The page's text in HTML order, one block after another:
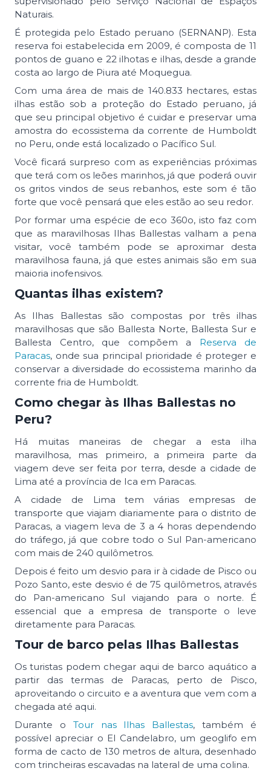
Naturais.
É protegida pelo Estado peruano (SERNANP). Esta
reserva foi estabelecida em 2009, é composta de 11
pontos de guano e 22 ilhotas e ilhas, desde a grande
costa ao largo de Piura até Moquegua.
Com uma área de mais de 140.833 hectares, estas
ilhas estão sob a proteção do Estado peruano, já
que seu principal objetivo é cuidar e preservar uma
amostra do ecossistema da corrente de Humboldt
no Peru, onde está localizado o Pacífico Sul.
Você ficará surpreso com as experiências próximas
que terá com os leões marinhos, já que poderá ouvir
os gritos vindos de seus rebanhos, este som é tão
forte que você pensará que eles estão ao seu redor.
Por formar uma espécie de eco 360o, isto faz com
que as maravilhosas Ilhas Ballestas valham a pena
visitar, você também pode se aproximar desta
maravilhosa fauna, já que estes animais são em sua
maioria inofensivos.
Quantas ilhas existem?
As Ilhas Ballestas são compostas por três ilhas
maravilhosas que são Ballesta Norte, Ballesta Sur e
Ballesta Centro, que compõem a Reserva de
Paracas, onde sua principal prioridade é proteger e
conservar a diversidade do ecossistema marinho da
corrente fria de Humboldt.
Como chegar às Ilhas Ballestas no
Peru?
Há muitas maneiras de chegar a esta ilha
maravilhosa, mas primeiro, a primeira parte da
viagem deve ser feita por terra, desde a cidade de
Lima até a província de Ica em Paracas.
A cidade de Lima tem várias empresas de
transporte que viajam diariamente para o distrito de
Paracas, a viagem leva de 3 a 4 horas dependendo
do tráfego, já que cobre todo o Sul Pan-americano
com mais de 240 quilômetros.
Depois é feito um desvio para ir à cidade de Pisco ou
Pozo Santo, este desvio é de 75 quilômetros, através
do Pan-americano Sul viajando para o norte. É
essencial que a empresa de transporte o leve
diretamente para Paracas.
Tour de barco pelas Ilhas Ballestas
Os turistas podem chegar aqui de barco aquático a
partir das termas de Paracas, perto de Pisco,
aproveitando o circuito e a aventura que vem com a
chegada até aqui.
Durante o Tour nas Ilhas Ballestas, também é
possível apreciar o El Candelabro, um geoglifo em
forma de cacto de 130 metros de altura, desenhado
com trincheiras escavadas na lateral de uma colina.